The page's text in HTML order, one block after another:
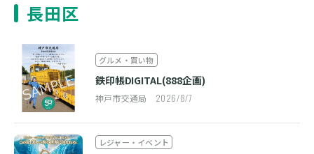
長田区
グルメ・買い物
鉄印帳DIGITAL(888企画)
神戸市交通局 2026/8/7
レジャー・イベント